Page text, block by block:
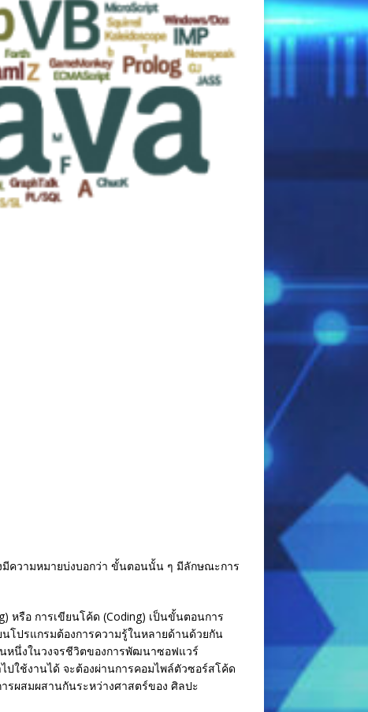
ความหมายบ่งบอกว่า ขั้นตอนนั้น ๆ มีลักษณะการ
หรือ การเขียนโค้ด (Coding) เป็นขั้นตอนการ
โปรแกรมต้องการความรู้ในหลายด้านด้วยกัน
หนึ่งในวงจรชีวิตของการพัฒนาซอฟแวร์
ใช้งานได้ จะต้องผ่านการคอมไพล์ตัวซอร์สโค้ด
รผสมผสานกันระหว่างศาสตร์ของ ศิลปะ